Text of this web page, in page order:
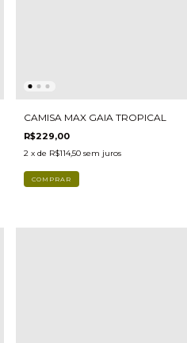
CAMISA MAX GAIA TROPICAL
R$229,00
2 x de R$114,50 sem juros